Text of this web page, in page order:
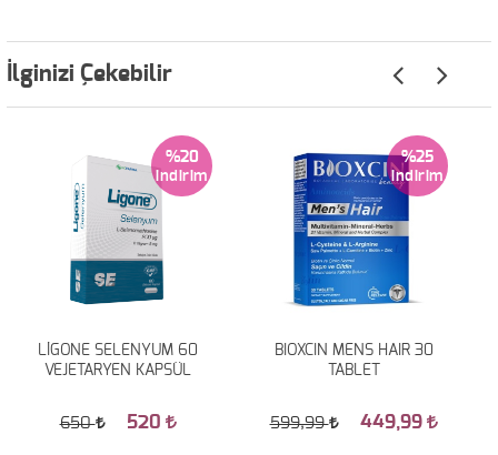
İlginizi Çekebilir
LİGONE SELENYUM 60
VEJETARYEN KAPSÜL
%20
650 520
BIOXCIN MENS HAIR 30
TABLET
%25
599,99 449,99